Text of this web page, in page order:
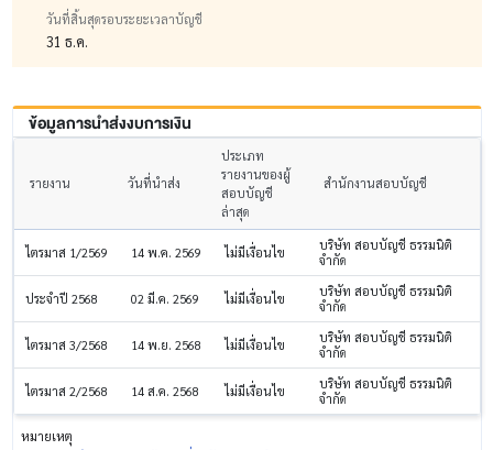
วันที่สิ้นสุดรอบระยะเวลาบัญชี
31 ธ.ค.
ข้อมูลการนำส่งงบการเงิน
รายงาน วันที่นำส่ง
ประเภท
รายงานของผู้
สอบบัญชี
ล่าสุด
สำนักงานสอบบัญชี
ไตรมาส 1/2569 14 พ.ค. 2569 ไม่มีเงื่อนไข
บริษัท สอบบัญชี ธรรมนิติ
จำกัด
ประจำปี 2568 02 มี.ค. 2569 ไม่มีเงื่อนไข
บริษัท สอบบัญชี ธรรมนิติ
จำกัด
ไตรมาส 3/2568 14 พ.ย. 2568 ไม่มีเงื่อนไข
บริษัท สอบบัญชี ธรรมนิติ
จำกัด
ไตรมาส 2/2568 14 ส.ค. 2568 ไม่มีเงื่อนไข
บริษัท สอบบัญชี ธรรมนิติ
จำกัด
หมายเหตุ